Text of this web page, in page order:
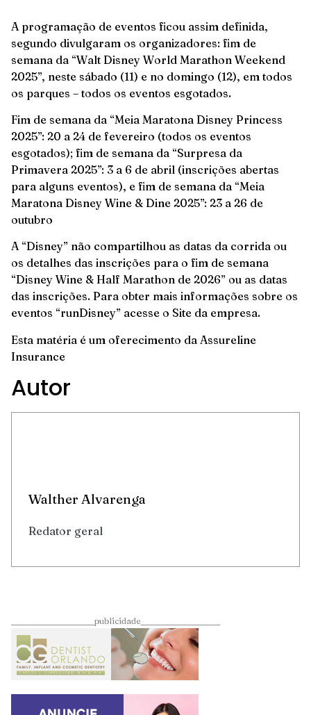
A programação de eventos ficou assim definida,
segundo divulgaram os organizadores: fim de
semana da “Walt Disney World Marathon Weekend
2025”, neste sábado (11) e no domingo (12), em todos
os parques – todos os eventos esgotados.
Fim de semana da “Meia Maratona Disney Princess
2025”: 20 a 24 de fevereiro (todos os eventos
esgotados); fim de semana da “Surpresa da
Primavera 2025”: 3 a 6 de abril (inscrições abertas
para alguns eventos), e fim de semana da “Meia
Maratona Disney Wine & Dine 2025”: 23 a 26 de
outubro
A “Disney” não compartilhou as datas da corrida ou
os detalhes das inscrições para o fim de semana
“Disney Wine & Half Marathon de 2026” ou as datas
das inscrições. Para obter mais informações sobre os
eventos “runDisney” acesse o Site da empresa.
Esta matéria é um oferecimento da Assureline
Insurance
Autor
Walther Alvarenga
Redator geral
____________________publicidade___________________